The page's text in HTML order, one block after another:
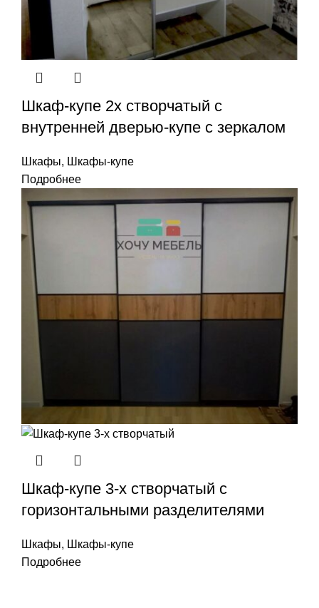
Шкаф-купе 2х створчатый с
внутренней дверью-купе с зеркалом
Шкафы, Шкафы-купе
Подробнее
Шкаф-купе 3-х створчатый с
горизонтальными разделителями
Шкафы, Шкафы-купе
Подробнее